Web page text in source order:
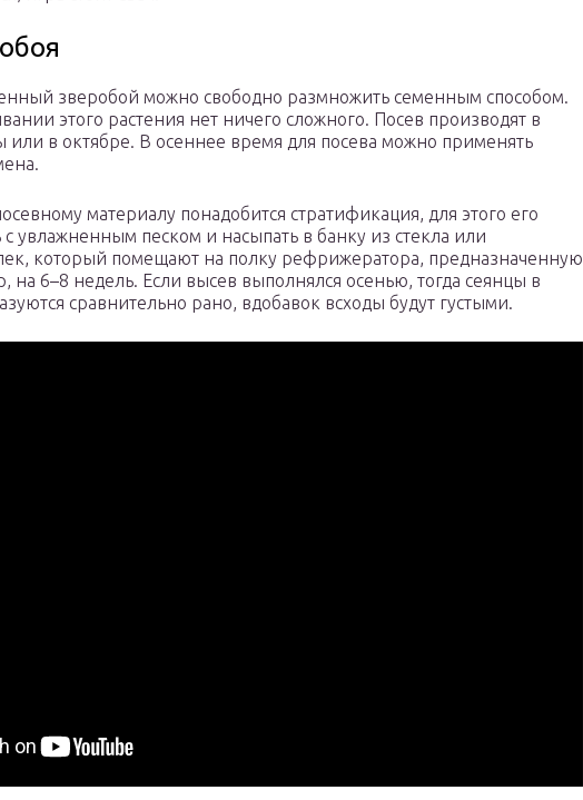
зверобой можно свободно размножить семенным способом.
этого растения нет ничего сложного. Посев производят в
или в октябре. В осеннее время для посева можно применять
материалу понадобится стратификация, для этого его
с увлажненным песком и насыпать в банку из стекла или
который помещают на полку рефрижератора, предназначенную
на 6–8 недель. Если высев выполнялся осенью, тогда сеянцы в
сравнительно рано, вдобавок всходы будут густыми.